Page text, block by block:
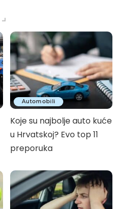
Automobili
Koje su najbolje auto kuće
u Hrvatskoj? Evo top 11
preporuka